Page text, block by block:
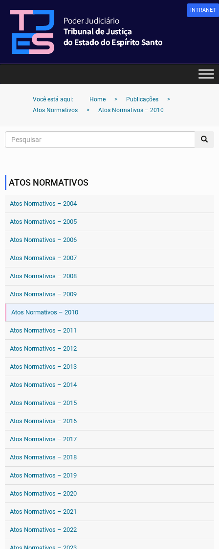
INTRANET
Você está aqui: Home > Publicações
>
Atos Normativos
> Atos Normativos – 2010
ATOS NORMATIVOS
Atos Normativos – 2004
Atos Normativos – 2005
Atos Normativos – 2006
Atos Normativos – 2007
Atos Normativos – 2008
Atos Normativos – 2009
Atos Normativos – 2010
Atos Normativos – 2011
Atos Normativos – 2012
Atos Normativos – 2013
Atos Normativos – 2014
Atos Normativos – 2015
Atos Normativos – 2016
Atos Normativos – 2017
Atos Normativos – 2018
Atos Normativos – 2019
Atos Normativos – 2020
Atos Normativos – 2021
Atos Normativos – 2022